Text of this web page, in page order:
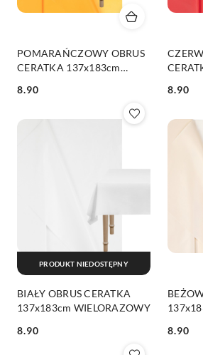
POMARAŃCZOWY OBRUS
CERATKA 137x183cm
Cena:
8.90
Cena:
8.90
BIAŁY OBRUS CERATKA
137x183cm WIELORAZOWY
Cena:
8.90
PRODUKT NIEDOSTĘPNY
Cena:
8.90